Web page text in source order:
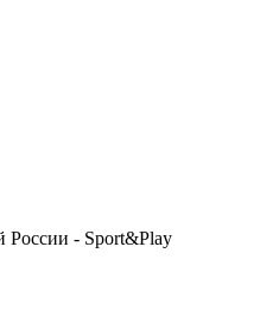
России - Sport&Play